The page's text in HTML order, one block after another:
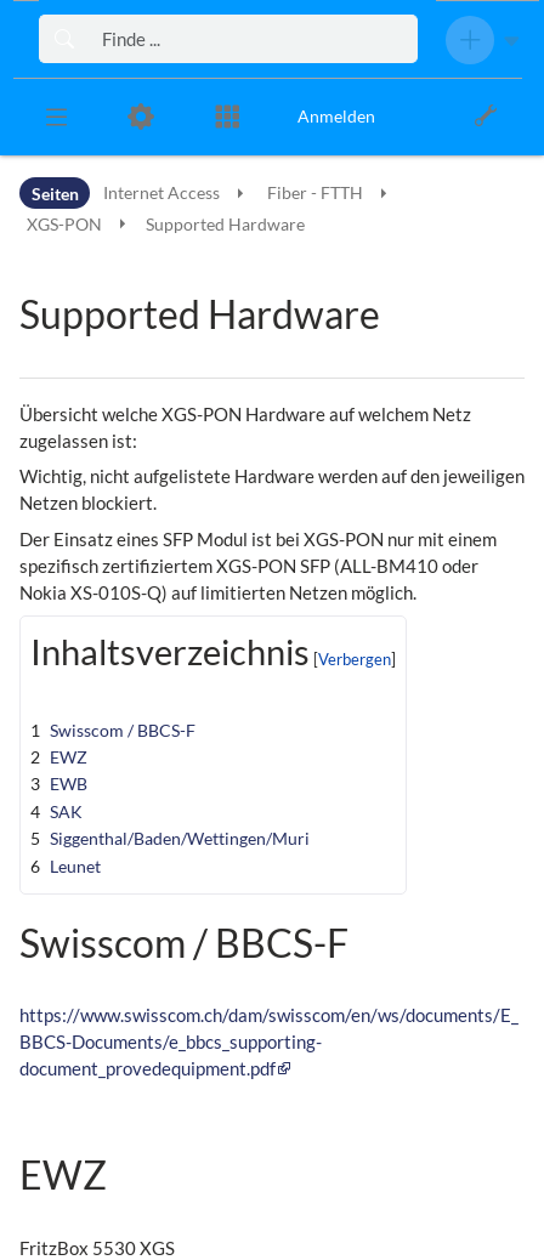
Zur Kopfleiste
Zur Hauptnavigation
Zu den Seitenwerkzeugen
Anmelden
Seiten Internet Access
Fiber - FTTH
XGS-PON
Supported Hardware
Supported Hardware
Übersicht welche XGS-PON Hardware auf welchem Netz
zugelassen ist:
Wichtig, nicht aufgelistete Hardware werden auf den jeweiligen
Netzen blockiert.
Der Einsatz eines SFP Modul ist bei XGS-PON nur mit einem
spezifisch zertifiziertem XGS-PON SFP (ALL-BM410 oder
Nokia XS-010S-Q) auf limitierten Netzen möglich.
Inhaltsverzeichnis
1 Swisscom / BBCS-F
2 EWZ
3 EWB
4 SAK
5 Siggenthal/Baden/Wettingen/Muri
6 Leunet
Swisscom / BBCS-F
https://www.swisscom.ch/dam/swisscom/en/ws/documents/E_
BBCS-Documents/e_bbcs_supporting-
document_provedequipment.pdf
EWZ
FritzBox 5530 XGS